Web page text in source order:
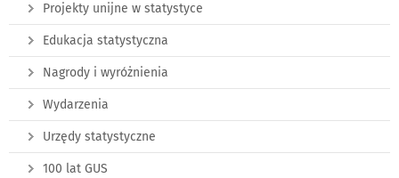
Projekty unijne w statystyce
Edukacja statystyczna
Nagrody i wyróżnienia
Wydarzenia
Urzędy statystyczne
100 lat GUS